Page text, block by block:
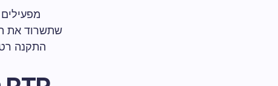
שתשרוד את
התקנה